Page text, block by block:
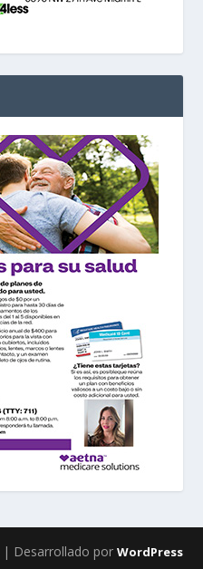
Desarrollado por WordPress